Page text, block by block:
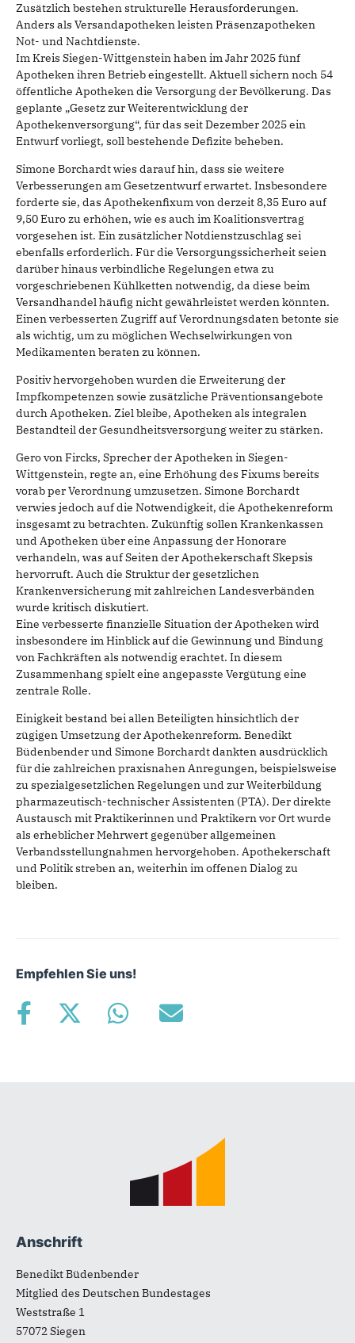
Zusätzlich bestehen strukturelle Herausforderungen.
Anders als Versandapotheken leisten Präsenzapotheken
Not- und Nachtdienste.
Im Kreis Siegen-Wittgenstein haben im Jahr 2025 fünf
Apotheken ihren Betrieb eingestellt. Aktuell sichern noch 54
öffentliche Apotheken die Versorgung der Bevölkerung. Das
geplante „Gesetz zur Weiterentwicklung der
Apothekenversorgung“, für das seit Dezember 2025 ein
Entwurf vorliegt, soll bestehende Defizite beheben.
Simone Borchardt wies darauf hin, dass sie weitere
Verbesserungen am Gesetzentwurf erwartet. Insbesondere
forderte sie, das Apothekenfixum von derzeit 8,35 Euro auf
9,50 Euro zu erhöhen, wie es auch im Koalitionsvertrag
vorgesehen ist. Ein zusätzlicher Notdienstzuschlag sei
ebenfalls erforderlich. Für die Versorgungssicherheit seien
darüber hinaus verbindliche Regelungen etwa zu
vorgeschriebenen Kühlketten notwendig, da diese beim
Versandhandel häufig nicht gewährleistet werden könnten.
Einen verbesserten Zugriff auf Verordnungsdaten betonte sie
als wichtig, um zu möglichen Wechselwirkungen von
Medikamenten beraten zu können.
Positiv hervorgehoben wurden die Erweiterung der
Impfkompetenzen sowie zusätzliche Präventionsangebote
durch Apotheken. Ziel bleibe, Apotheken als integralen
Bestandteil der Gesundheitsversorgung weiter zu stärken.
Gero von Fircks, Sprecher der Apotheken in Siegen-
Wittgenstein, regte an, eine Erhöhung des Fixums bereits
vorab per Verordnung umzusetzen. Simone Borchardt
verwies jedoch auf die Notwendigkeit, die Apothekenreform
insgesamt zu betrachten. Zukünftig sollen Krankenkassen
und Apotheken über eine Anpassung der Honorare
verhandeln, was auf Seiten der Apothekerschaft Skepsis
hervorruft. Auch die Struktur der gesetzlichen
Krankenversicherung mit zahlreichen Landesverbänden
wurde kritisch diskutiert.
Eine verbesserte finanzielle Situation der Apotheken wird
insbesondere im Hinblick auf die Gewinnung und Bindung
von Fachkräften als notwendig erachtet. In diesem
Zusammenhang spielt eine angepasste Vergütung eine
zentrale Rolle.
Einigkeit bestand bei allen Beteiligten hinsichtlich der
zügigen Umsetzung der Apothekenreform. Benedikt
Büdenbender und Simone Borchardt dankten ausdrücklich
für die zahlreichen praxisnahen Anregungen, beispielsweise
zu spezialgesetzlichen Regelungen und zur Weiterbildung
pharmazeutisch-technischer Assistenten (PTA). Der direkte
Austausch mit Praktikerinnen und Praktikern vor Ort wurde
als erheblicher Mehrwert gegenüber allgemeinen
Verbandsstellungnahmen hervorgehoben. Apothekerschaft
und Politik streben an, weiterhin im offenen Dialog zu
bleiben.
Empfehlen Sie uns!
Anschrift
Benedikt Büdenbender
Mitglied des Deutschen Bundestages
Weststraße 1
57072Siegen